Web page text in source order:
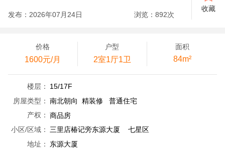
发布：2026年07月24日 浏览： 892次
收藏
价格
1600元/月
户型
2室1厅1卫
面积
84m²
楼层：
15/17F
房屋类型： 南北朝向 精装修 普通住宅
产权： 商品房
小区/区域： 三里店椿记旁东源大厦 七星区
地址：
东源大厦